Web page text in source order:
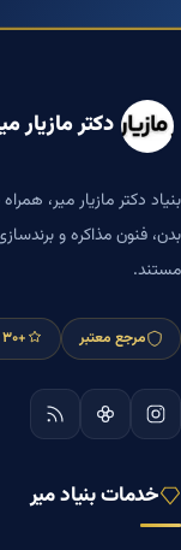
دکتر مازیار
بنیاد دکتر مازیار میر،
مستند.
مرجع معتبر +۳۰ سال تجربه
خدمات بنیاد میر